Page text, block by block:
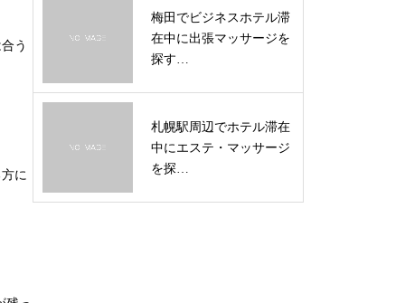
う
に
梅田でビジネスホテル滞
在中に出張マッサージを
探す…
札幌駅周辺でホテル滞在
中にエステ・マッサージ
を探…